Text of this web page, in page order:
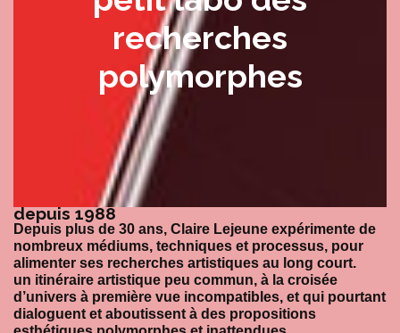
recherches
polymorphes
depuis 1988​
Depuis plus de 30 ans, Claire Lejeune expérimente de
nombreux médiums, techniques et processus, pour
alimenter ses recherches artistiques au long court.
un itinéraire artistique peu commun, à la croisée
d’univers à première vue incompatibles, et qui pourtant
dialoguent et aboutissent à des propositions